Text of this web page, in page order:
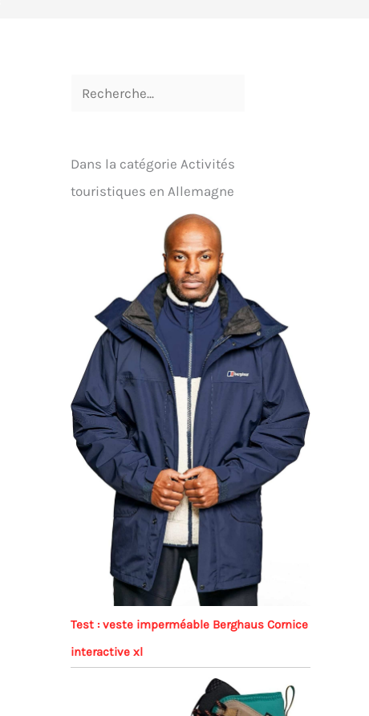
Dans la catégorie Activités
touristiques en Allemagne
Test : veste imperméable Berghaus Cornice
interactive xl